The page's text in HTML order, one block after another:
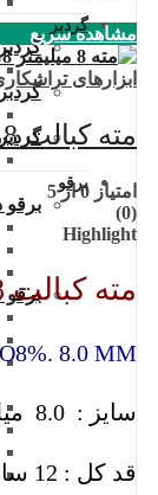
گردبر
برقو
برقو
مشاهده سریع
ابزارهای
مته کبالت 8میلیمتر 8%HSSCO
امتیاز 0از 5
(0)
Highlight
مته کبالت 8میلیمتر 8%HSSCO
8.0 MM
سایز : 8.0 میلیمتر
قد کل : 12 سانتیمتر